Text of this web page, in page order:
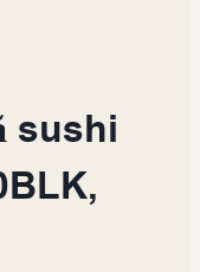
sushi